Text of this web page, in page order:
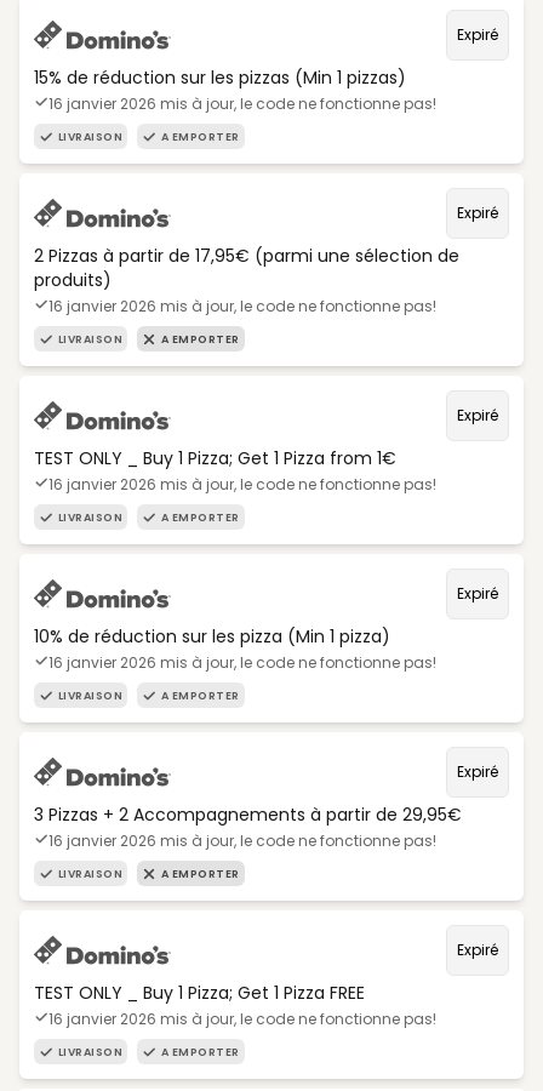
Expiré
15% de réduction sur les pizzas (Min 1 pizzas)
16 janvier 2026 mis à jour, le code ne fonctionne pas!
LIVRAISON A EMPORTER
Expiré
2 Pizzas à partir de 17,95€ (parmi une sélection de
produits)
16 janvier 2026 mis à jour, le code ne fonctionne pas!
LIVRAISON A EMPORTER
Expiré
TEST ONLY _ Buy 1 Pizza; Get 1 Pizza from 1€
16 janvier 2026 mis à jour, le code ne fonctionne pas!
LIVRAISON A EMPORTER
Expiré
10% de réduction sur les pizza (Min 1 pizza)
16 janvier 2026 mis à jour, le code ne fonctionne pas!
LIVRAISON A EMPORTER
Expiré
3 Pizzas + 2 Accompagnements à partir de 29,95€
16 janvier 2026 mis à jour, le code ne fonctionne pas!
LIVRAISON A EMPORTER
Expiré
TEST ONLY _ Buy 1 Pizza; Get 1 Pizza FREE
16 janvier 2026 mis à jour, le code ne fonctionne pas!
LIVRAISON A EMPORTER